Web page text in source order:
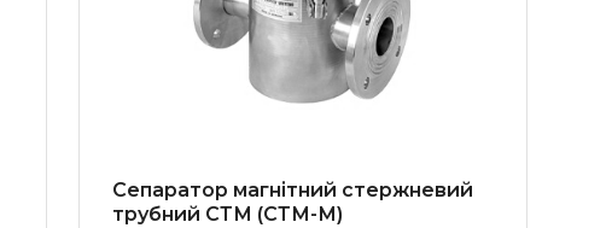
Сепаратор магнітний стержневий
трубний СТМ (СТМ-М)